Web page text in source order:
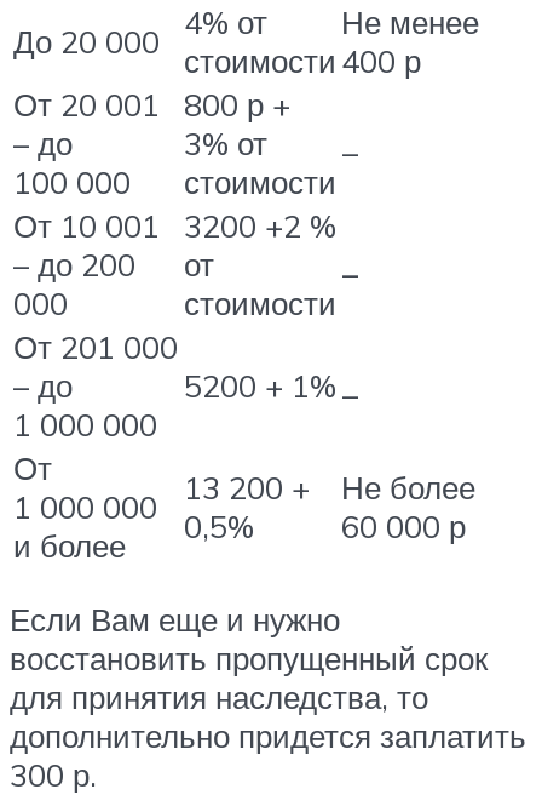
До 20 000
4% от
стоимости
Не менее
400 р
От 20 001
– до
100 000
800 р +
3% от
стоимости
От 10 001
– до 200
000
3200 +2 %
от
стоимости
От 201 000
– до
1 000 000
5200 + 1%
От
1 000 000
и более
13 200 +
0,5%
Не более
60 000 р
Если Вам еще и нужно
восстановить пропущенный срок
для принятия наследства, то
дополнительно придется заплатить
300 р.